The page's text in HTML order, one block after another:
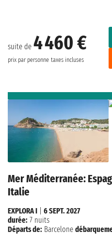
suite de 4 460 €
prix par personne taxes incluses
Mer Méditerranée:
Italie
EXPLORA I
6 SEPT. 2027
durée: 7 nuits
Départs de: Barcelone